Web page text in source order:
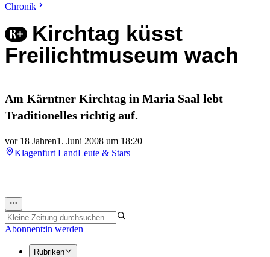
Chronik
Kirchtag küsst
Freilichtmuseum wach
Am Kärntner Kirchtag in Maria Saal lebt
Traditionelles richtig auf.
vor 18 Jahren1. Juni 2008 um 18:20
Klagenfurt LandLeute & Stars
Abonnent:in werden
Rubriken